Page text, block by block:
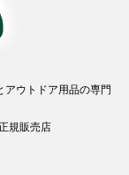
アウトドア用品の専門
規販売店